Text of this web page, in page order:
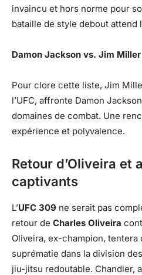
invaincu et hors norme pour
bataille de style debout attend
Damon Jackson vs. Jim Miller
Pour clore cette liste, Jim
l’UFC, affronte Damon
domaines de combat. Une
expérience et polyvalence.
Retour d’Oliveira et
captivants
L’UFC 309 ne serait pas
retour de Charles Oliveira
Oliveira, ex-champion, tentera
suprématie dans la division
jiu-jitsu redoutable. Chandler,